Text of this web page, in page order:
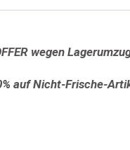
wegen
auf Nicht-Frische-